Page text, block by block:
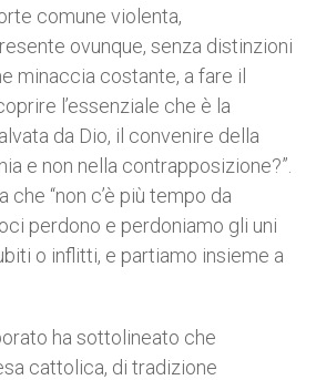
comune violenta,
ovunque, senza distinzioni
minaccia costante, a fare il
l’essenziale che è la
da Dio, il convenire della
e non nella contrapposizione?”.
che “non c’è più tempo da
perdono e perdoniamo gli uni
o inflitti, e partiamo insieme a
ha sottolineato che
cattolica, di tradizione